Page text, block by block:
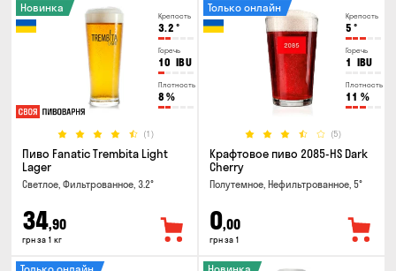
Крепость
3.2 °
Горечь
10 IBU
Плотность
8 %
(1)
Новинка
Пиво Fanatic Trembita Light
Lager
Светлое, Фильтрованное, 3.2°
34,90
грн за 1 кг
Крепость
5 °
Горечь
1 IBU
Плотность
11 %
(5)
Только онлайн
Крафтовое пиво 2085-HS Dark
Cherry
Полутемное, Нефильтрованное, 5°
0,00
грн за 1